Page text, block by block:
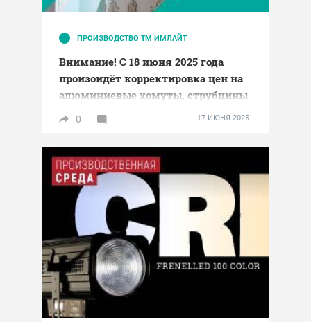
ПРОИЗВОДСТВО ТМ ИМЛАЙТ
Внимание! С 18 июня 2025 года
произойдёт корректировка цен на
алюминиевые хомуты, струбцины
0 17 ИЮНЯ 2025